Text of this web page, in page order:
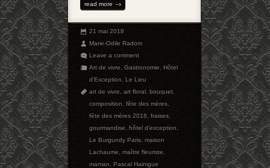
read more
21 mai 2018
Marie-Odile Radom
Leave a comment
Art de vivre,Gastronomie,Hôtel
d'Exception,Le Lieu
art de vivre,art floral,bouquet,
composition,fête des mères,
fête des mères 2018,fraises,
gourmandise,hôtel d'exception,
Le Burgundy Paris,maison
Lachaume,maître fleuriste,
maman,Pascal Hainigue